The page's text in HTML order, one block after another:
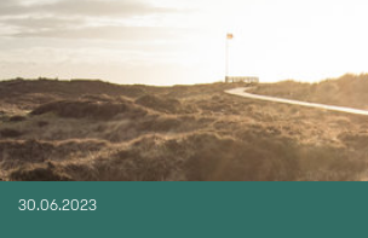
30.06.2023